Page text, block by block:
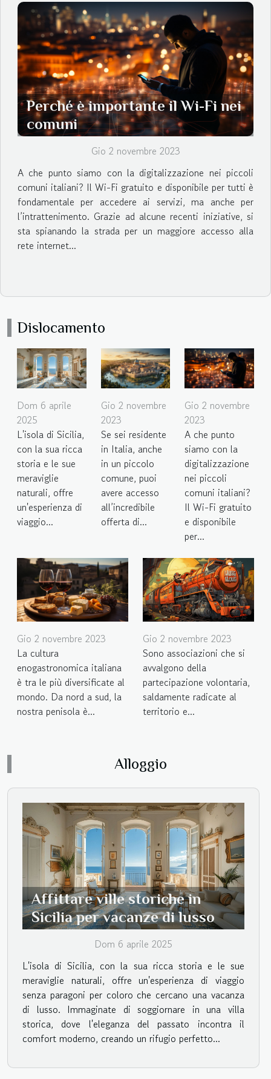
Perché è importante il Wi-Fi nei
comuni
Gio 2 novembre 2023
A che punto siamo con la digitalizzazione nei piccoli
comuni italiani? Il Wi-Fi gratuito e disponibile per tutti è
fondamentale per accedere ai servizi, ma anche per
l’intrattenimento. Grazie ad alcune recenti iniziative, si
sta spianando la strada per un maggiore accesso alla
rete internet...
Dislocamento
Dom 6 aprile
2025
L'isola di Sicilia,
con la sua ricca
storia e le sue
meraviglie
naturali, offre
un'esperienza di
viaggio...
Gio 2 novembre
2023
Se sei residente
in Italia, anche
in un piccolo
comune, puoi
avere accesso
all’incredibile
offerta di...
Gio 2 novembre
2023
A che punto
siamo con la
digitalizzazione
nei piccoli
comuni italiani?
Il Wi-Fi gratuito
e disponibile
per...
Gio 2 novembre 2023
La cultura
enogastronomica italiana
è tra le più diversificate al
mondo. Da nord a sud, la
nostra penisola è...
Gio 2 novembre 2023
Sono associazioni che si
avvalgono della
partecipazione volontaria,
saldamente radicate al
territorio e...
Alloggio
Affittare ville storiche in
Sicilia per vacanze di lusso
Dom 6 aprile 2025
L'isola di Sicilia, con la sua ricca storia e le sue
meraviglie naturali, offre un'esperienza di viaggio
senza paragoni per coloro che cercano una vacanza
di lusso. Immaginate di soggiornare in una villa
storica, dove l'eleganza del passato incontra il
comfort moderno, creando un rifugio perfetto...